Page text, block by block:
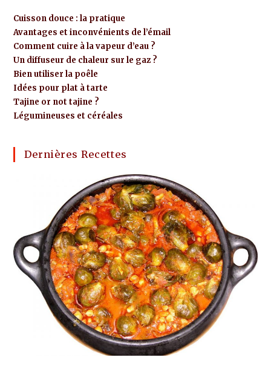
Cuisson douce : la pratique
Avantages et inconvénients de l’émail
Comment cuire à la vapeur d’eau ?
Un diffuseur de chaleur sur le gaz ?
Bien utiliser la poêle
Idées pour plat à tarte
Tajine or not tajine ?
Légumineuses et céréales
Dernières Recettes